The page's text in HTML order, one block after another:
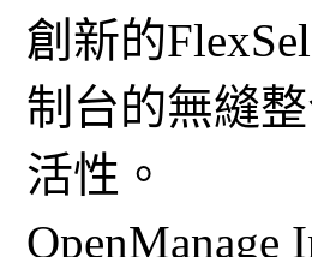
創新的
制台的無縫
活性。
OpenManage